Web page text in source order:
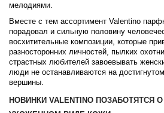
мелодиями.
Вместе с тем ассортимент Valentino
порадовал и сильную половину
восхитительные композиции, которые
разносторонних личностей, пылких
страстных любителей завоевывать
люди не останавливаются на
вершины.
НОВИНКИ VALENTINO ПОЗАБОТЯТСЯ